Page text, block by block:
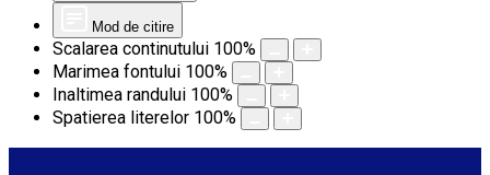
Mod de citire
Scalarea continutului 100%
Marimea fontului 100%
Inaltimea randului 100%
Spatierea literelor 100%